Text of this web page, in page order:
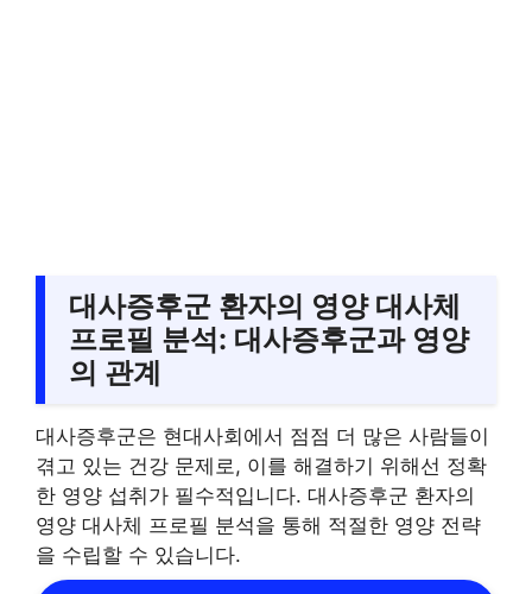
대사증후군 환자의 영양 대사체
프로필 분석: 대사증후군과 영양
의 관계
대사증후군은 현대사회에서 점점 더 많은 사람들이
겪고 있는 건강 문제로, 이를 해결하기 위해선 정확
한 영양 섭취가 필수적입니다. 대사증후군 환자의
영양 대사체 프로필 분석을 통해 적절한 영양 전략
을 수립할 수 있습니다.